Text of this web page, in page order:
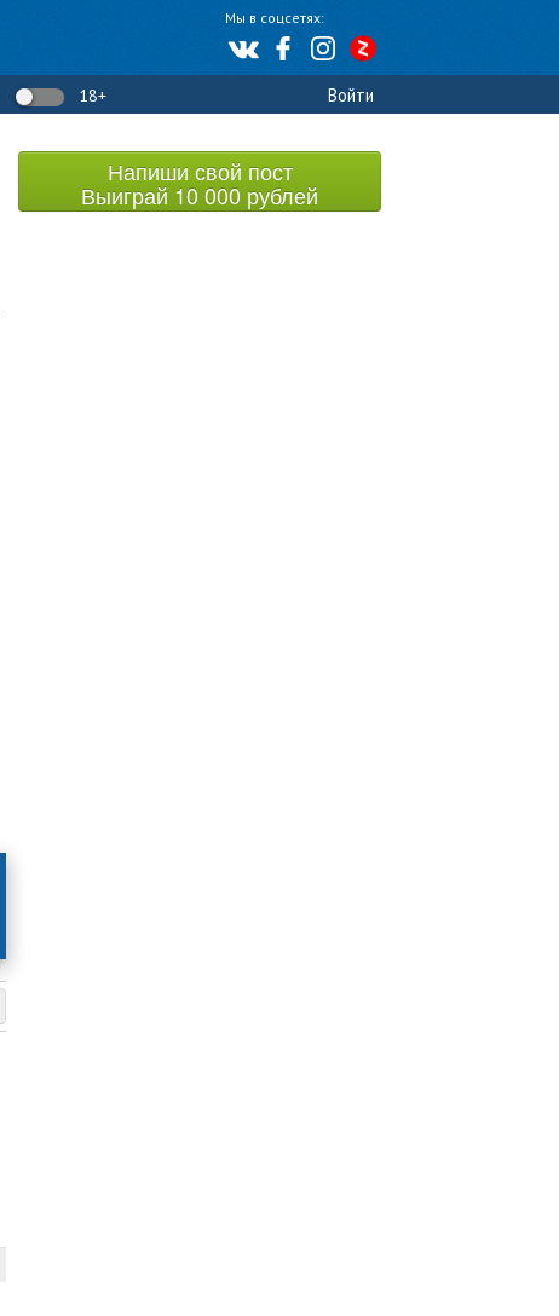
Мы в соцсетях:
18+ Войти
Напиши свой пост
Выиграй 10 000 рублей